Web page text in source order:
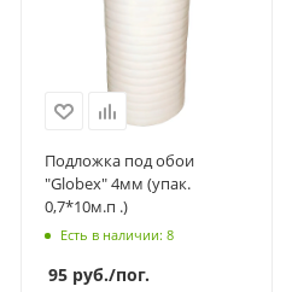
Подложка под обои
"Globex" 4мм (упак.
0,7*10м.п .)
Есть в наличии: 8
95 руб./пог.